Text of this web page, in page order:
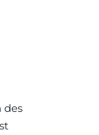
des